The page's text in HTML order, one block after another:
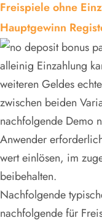
Freispiele ohne
Hauptgewinn
alleinig Einzahlung
weiteren Geldes
zwischen beiden
nachfolgende Demo
Anwender
wert einlösen, im
beibehalten.
Nachfolgende
nachfolgende für